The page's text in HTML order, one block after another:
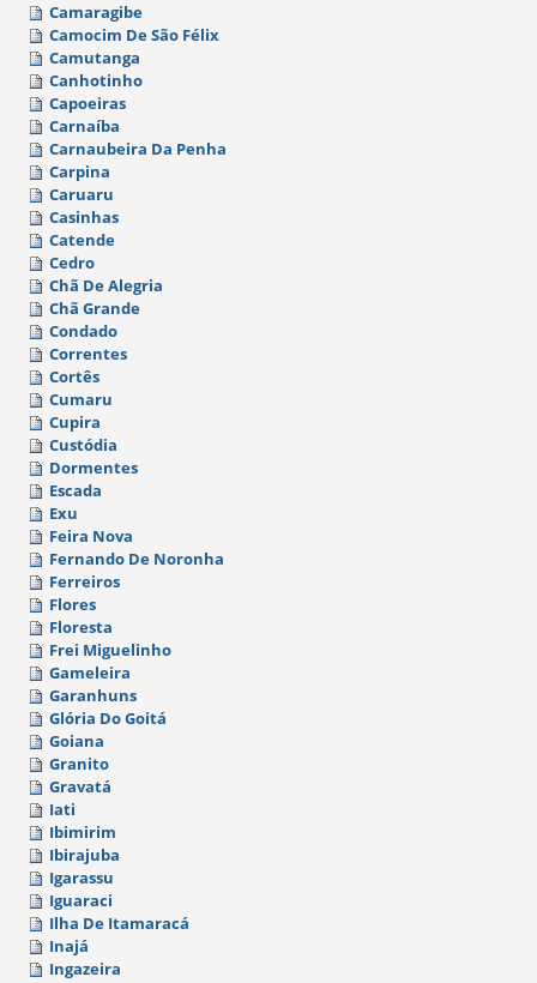
Camaragibe
Camocim De São Félix
Camutanga
Canhotinho
Capoeiras
Carnaíba
Carnaubeira Da Penha
Carpina
Caruaru
Casinhas
Catende
Cedro
Chã De Alegria
Chã Grande
Condado
Correntes
Cortês
Cumaru
Cupira
Custódia
Dormentes
Escada
Exu
Feira Nova
Fernando De Noronha
Ferreiros
Flores
Floresta
Frei Miguelinho
Gameleira
Garanhuns
Glória Do Goitá
Goiana
Granito
Gravatá
Iati
Ibimirim
Ibirajuba
Igarassu
Iguaraci
Ilha De Itamaracá
Inajá
Ingazeira